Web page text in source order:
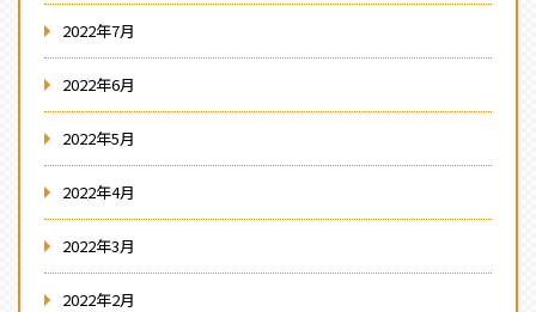
2022年7月
2022年6月
2022年5月
2022年4月
2022年3月
2022年2月